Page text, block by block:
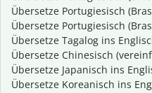
Übersetze Portugiesisch
Übersetze Portugiesisch
Übersetze Tagalog ins
Übersetze Chinesisch
Übersetze Japanisch ins
Übersetze Koreanisch ins